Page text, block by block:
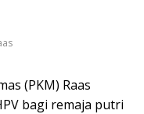
(PKM) Raas
bagi remaja putri